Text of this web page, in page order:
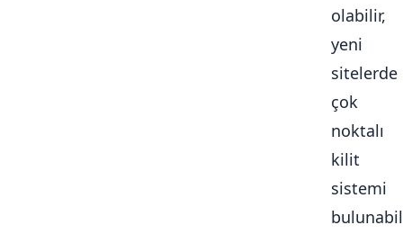
olabilir,
yeni
sitelerde
çok
noktalı
kilit
sistemi